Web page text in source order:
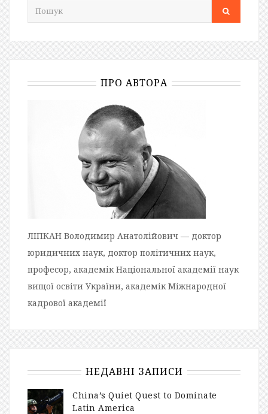
ПРО АВТОРА
ЛІПКАН Володимир Анатолійович — доктор
юридичних наук, доктор політичних наук,
професор, академік Національної академії наук
вищої освіти України, академік Міжнародної
кадрової академії
НЕДАВНІ ЗАПИСИ
China’s Quiet Quest to Dominate
Latin America